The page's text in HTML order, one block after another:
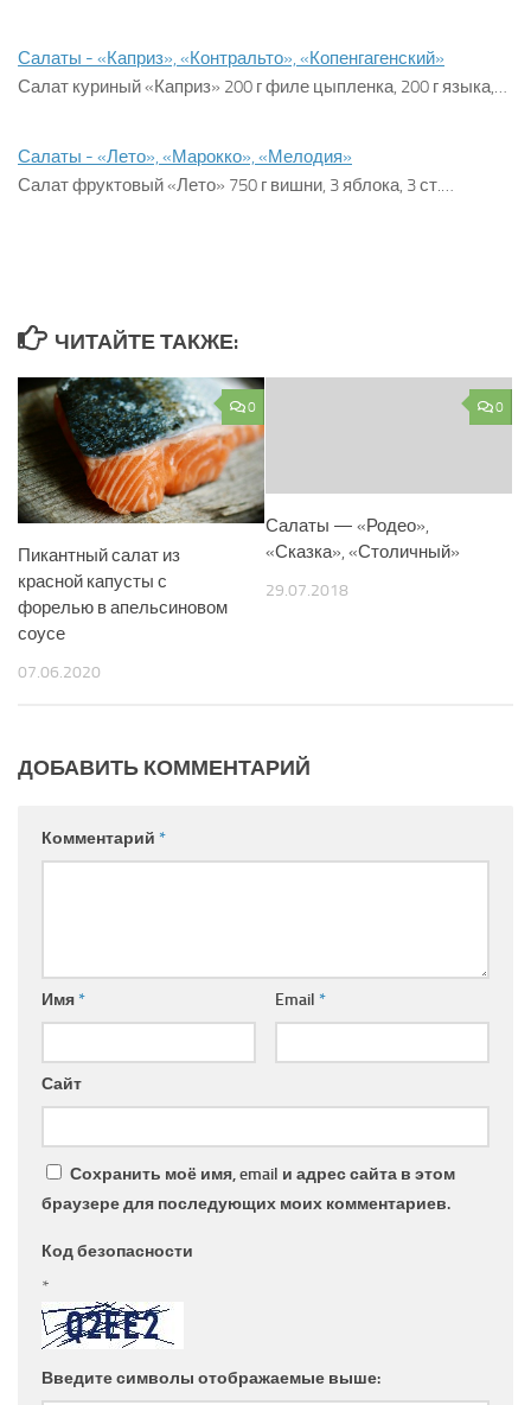
Салаты - «Каприз», «Контральто», «Копенгагенский»
Салат куриный «Каприз» 200 г филе цыпленка, 200 г языка,…
Салаты - «Лето», «Марокко», «Мелодия»
Салат фруктовый «Лето» 750 г вишни, 3 яблока, 3 ст.…
ЧИТАЙТЕ ТАКЖЕ:
0
Пикантный салат из
красной капусты с
форелью в апельсиновом
соусе
07.06.2020
0
Салаты — «Родео»,
«Сказка», «Столичный»
29.07.2018
ДОБАВИТЬ КОММЕНТАРИЙ
Комментарий *
Имя* Email *
Сайт
Сохранить моё имя, email и адрес сайта в этом
браузере для последующих моих комментариев.
Код безопасности
*
Введите символы отображаемые выше: